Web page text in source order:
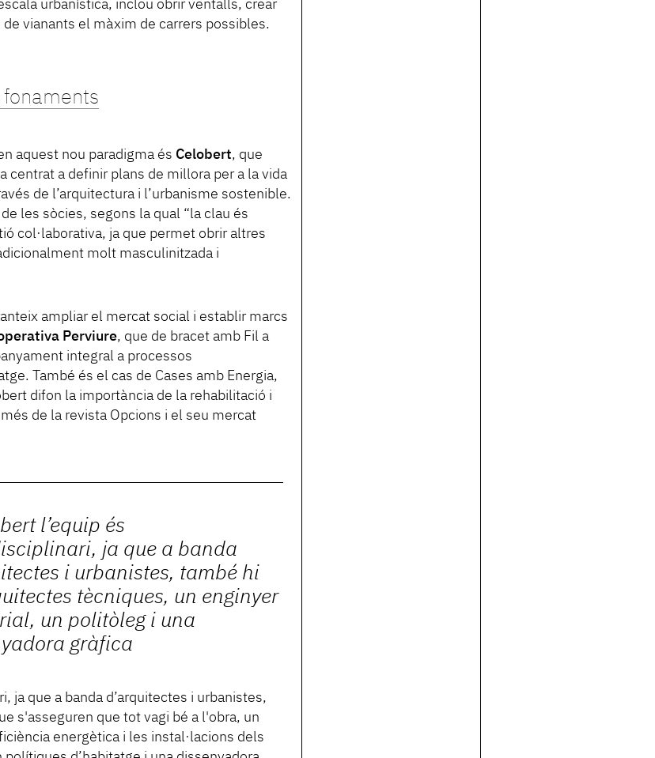
urbanística, inclou obrir ventalls, crear
vianants el màxim de carrers possibles.
aquest nou paradigma és Celobert, que
centrat a definir plans de millora per a la vida
de l’arquitectura i l’urbanisme sostenible.
les sòcies, segons la qual “la clau és
col·laborativa, ja que permet obrir altres
molt masculinitzada i
ampliar el mercat social i establir marcs
Perviure, que de bracet amb Fil a
integral a processos
També és el cas de Cases amb Energia,
difon la importància de la rehabilitació i
de la revista Opcions i el seu mercat
l’equip és
ja que a banda
i urbanistes, també hi
tècniques, un enginyer
un politòleg i una
gràfica
ja que a banda d’arquitectes i urbanistes,
s'asseguren que tot vagi bé a l'obra, un
energètica i les instal·lacions dels